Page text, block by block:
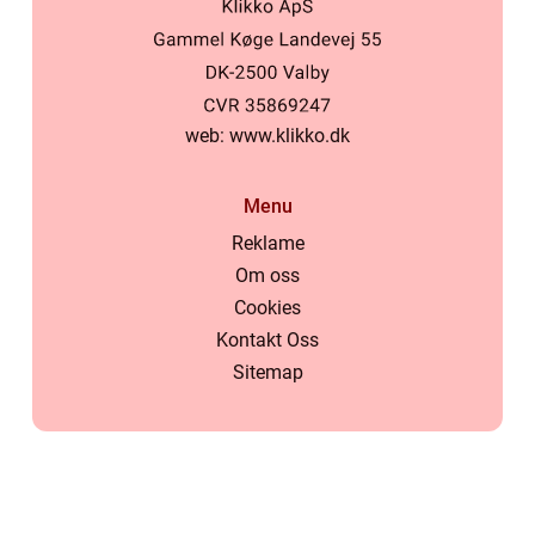
web: www.klikko.dk
Menu
Reklame
Om oss
Cookies
Kontakt Oss
Sitemap